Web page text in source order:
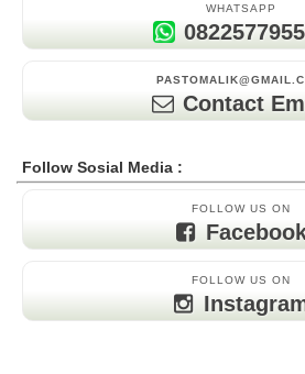
WHATSAPP
Contact
Follow Sosial Media :
FOLLOW US ON
FOLLOW US ON